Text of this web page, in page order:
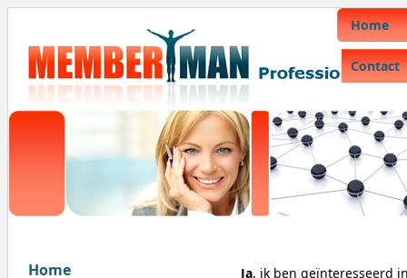
Home
Contact
Home
Ja, ik ben geïnteresseerd